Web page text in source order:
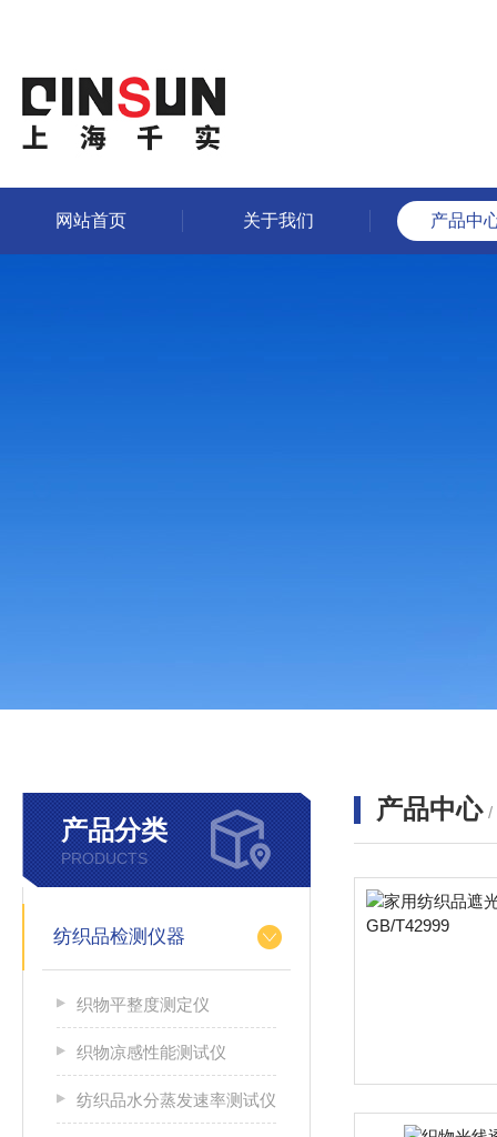
网站首页 关于我们 产品中
产品分类
PRODUCTS
纺织品检测仪器
织物平整度测定仪
织物凉感性能测试仪
纺织品水分蒸发速率测试仪
产品中心 /